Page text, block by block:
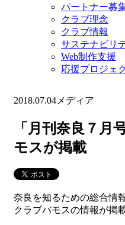
パートナー募
クラブ理念
クラブ情報
サステナビリ
Web制作支援
応援プロジェ
2018.07.04 メディア
「月刊奈良７月
モスが掲載
奈良を知るための総合情
クラブバモスの情報が掲